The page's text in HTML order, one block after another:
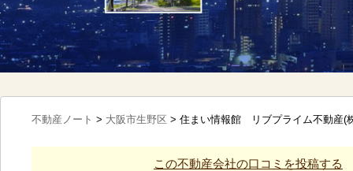
不動産ノート > 大阪市生野区 > 住まい情報館 リブプライム不動産(
この不動産会社の口コミを投稿する